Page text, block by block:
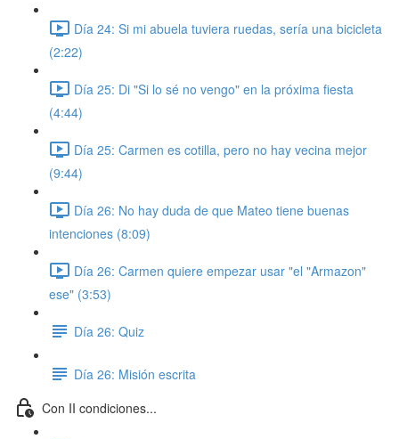
Día 24: Si mi abuela tuviera ruedas, sería una bicicleta
(2:22)
Día 25: Di "Si lo sé no vengo" en la próxima fiesta
(4:44)
Día 25: Carmen es cotilla, pero no hay vecina mejor
(9:44)
Día 26: No hay duda de que Mateo tiene buenas
intenciones (8:09)
Día 26: Carmen quiere empezar usar "el "Armazon"
ese" (3:53)
Día 26: Quiz
Día 26: Misión escrita
Con II condiciones...